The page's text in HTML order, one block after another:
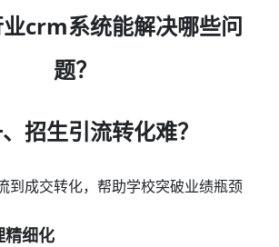
crm系统能解决哪些问
题？
招生引流转化难？
到成交转化，帮助学校突破业绩瓶颈
精细化